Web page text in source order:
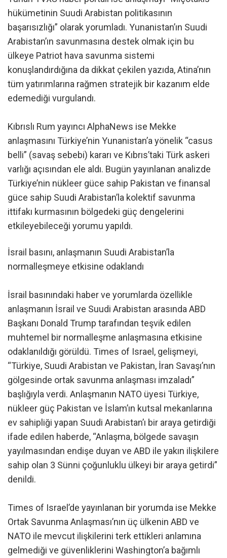
hükümetinin Suudi Arabistan politikasının
başarısızlığı” olarak yorumladı. Yunanistan’ın Suudi
Arabistan’ın savunmasına destek olmak için bu
ülkeye Patriot hava savunma sistemi
konuşlandırdığına da dikkat çekilen yazıda, Atina’nın
tüm yatırımlarına rağmen stratejik bir kazanım elde
edemediği vurgulandı.
Kıbrıslı Rum yayıncı AlphaNews ise Mekke
anlaşmasını Türkiye’nin Yunanistan’a yönelik “casus
belli” (savaş sebebi) kararı ve Kıbrıs’taki Türk askeri
varlığı açısından ele aldı. Bugün yayınlanan analizde
Türkiye’nin nükleer güce sahip Pakistan ve finansal
güce sahip Suudi Arabistan’la kolektif savunma
ittifakı kurmasının bölgedeki güç dengelerini
etkileyebileceği yorumu yapıldı.
İsrail basını, anlaşmanın Suudi Arabistan’la
normalleşmeye etkisine odaklandı
İsrail basınındaki haber ve yorumlarda özellikle
anlaşmanın İsrail ve Suudi Arabistan arasında ABD
Başkanı Donald Trump tarafından teşvik edilen
muhtemel bir normalleşme anlaşmasına etkisine
odaklanıldığı görüldü. Times of Israel, gelişmeyi,
“Türkiye, Suudi Arabistan ve Pakistan, İran Savaşı’nın
gölgesinde ortak savunma anlaşması imzaladı”
başlığıyla verdi. Anlaşmanın NATO üyesi Türkiye,
nükleer güç Pakistan ve İslam’ın kutsal mekanlarına
ev sahipliği yapan Suudi Arabistan’ı bir araya getirdiği
ifade edilen haberde, “Anlaşma, bölgede savaşın
yayılmasından endişe duyan ve ABD ile yakın ilişkilere
sahip olan 3 Sünni çoğunluklu ülkeyi bir araya getirdi”
denildi.
Times of Israel’de yayınlanan bir yorumda ise Mekke
Ortak Savunma Anlaşması’nın üç ülkenin ABD ve
NATO ile mevcut ilişkilerini terk ettikleri anlamına
gelmediği ve güvenliklerini Washington’a bağımlı